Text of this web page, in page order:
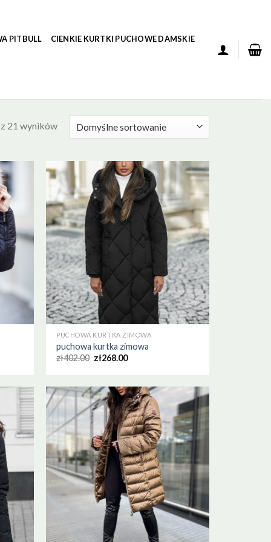
PITBULL CIENKIE KURTKI PUCHOWE DAMSKIE
21 wyników
PUCHOWA KURTKA ZIMOWA
puchowa kurtka zimowa
zł402.00 zł268.00